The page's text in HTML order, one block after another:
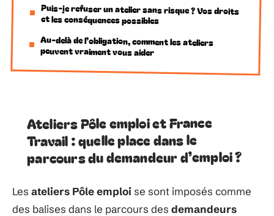
Puis-je refuser un atelier sans risque ? Vos droits
et les conséquences possibles
Au-delà de l’obligation, comment les ateliers
peuvent vraiment vous aider
Ateliers Pôle emploi et France
Travail : quelle place dans le
parcours du demandeur d’emploi ?
Les ateliers Pôle emploi se sont imposés comme
des balises dans le parcours des demandeurs